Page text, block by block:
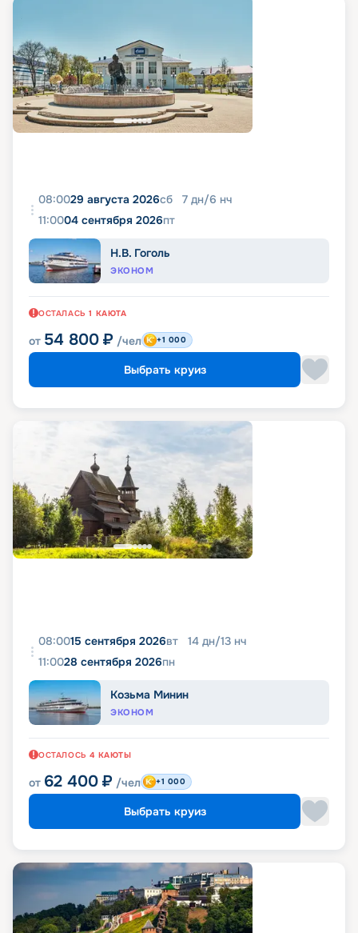
08:0029 августа 2026сб 7 дн/6 нч
11:0004 сентября 2026пт
Н.В. Гоголь
ЭКОНОМ
ОСТАЛАСЬ 1 КАЮТА
от 54 800 ₽ /чел +1 000
Выбрать круиз
08:0015 сентября 2026вт 14 дн/13 нч
11:0028 сентября 2026пн
Козьма Минин
ЭКОНОМ
ОСТАЛОСЬ 4 КАЮТЫ
от 62 400 ₽ /чел +1 000
Выбрать круиз